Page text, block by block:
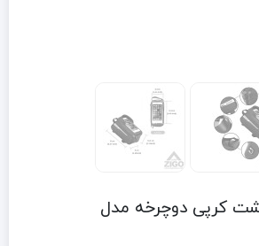
کرپی دوچرخه مدل